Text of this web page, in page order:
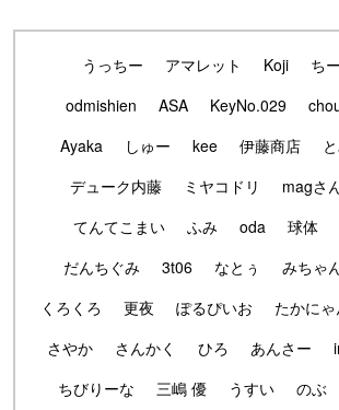
うっちー アマレット Koji ちー
odmishien
ASA KeyNo.029
Ayaka
しゅー kee 伊藤商店
デューク内藤
ミヤコドリ magさ
てんてこまい
ふみ oda 球体
だんちぐみ
3t06 なとぅ みちゃ
くろくろ
更夜 ぽるぴいお たかにゃ
さやか
さんかく ひろ あんさー
ちびりーな
三嶋 優 うすい のぶ